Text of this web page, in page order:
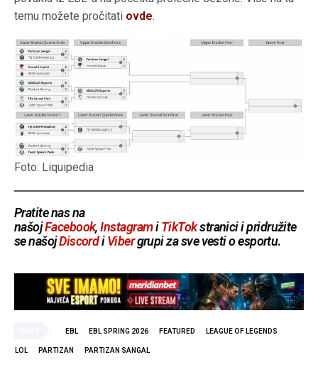
temu možete pročitati ovde.
Foto: Liquipedia
Pratite nas na
našojFacebook,InstagramiTikTokstranici i pridružite
se našojDiscordiVibergrupi za sve vesti o esportu.
EBL EBL SPRING 2026 FEATURED LEAGUE OF LEGENDS
LOL PARTIZAN PARTIZAN SANGAL